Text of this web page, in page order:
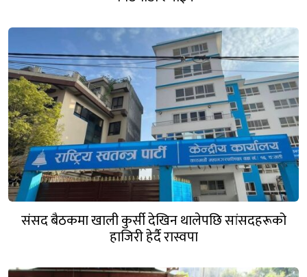
संसद बैठकमा खाली कुर्सी देखिन थालेपछि सांसदहरूको
हाजिरी हेर्दै रास्वपा